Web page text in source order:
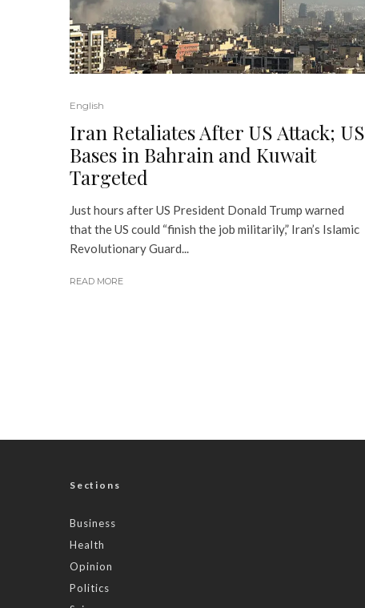
English
Iran Retaliates After US Attack; US
Bases in Bahrain and Kuwait
Targeted
Just hours after US President Donald Trump warned
that the US could “finish the job militarily,” Iran’s Islamic
Revolutionary Guard...
READ MORE
Sections
Business
Health
Opinion
Politics